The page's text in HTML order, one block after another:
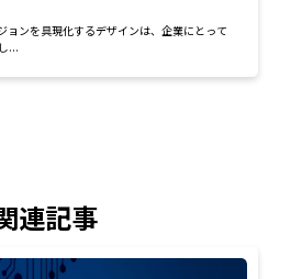
ョンを具現化するデザインは、企業にとって
。 しかし...
連記事